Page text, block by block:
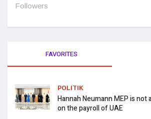
Followers
FAVORITES
POLITIK
Hannah Neumann MEP is not
on the payroll of UAE